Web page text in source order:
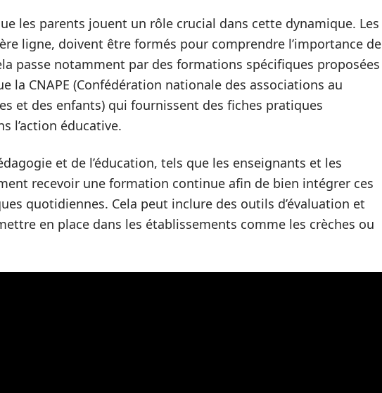
les parents jouent un rôle crucial dans cette dynamique. Les
ligne, doivent être formés pour comprendre l’importance de
passe notamment par des formations spécifiques proposées
la CNAPE (Confédération nationale des associations au
et des enfants) qui fournissent des fiches pratiques
l’action éducative.
et de l’éducation, tels que les enseignants et les
recevoir une formation continue afin de bien intégrer ces
quotidiennes. Cela peut inclure des outils d’évaluation et
en place dans les établissements comme les crèches ou